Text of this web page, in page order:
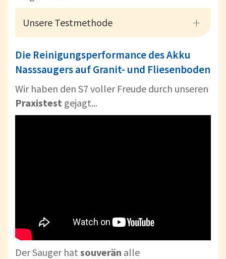
Unsere Testmethode
Die Reinigungsperformance des Akku
Nasssaugers auf Granit- und Fliesenboden
Wir haben den S7 voller Freude durch unseren
Praxistest gejagt...
Der Sauger hat souverän alle